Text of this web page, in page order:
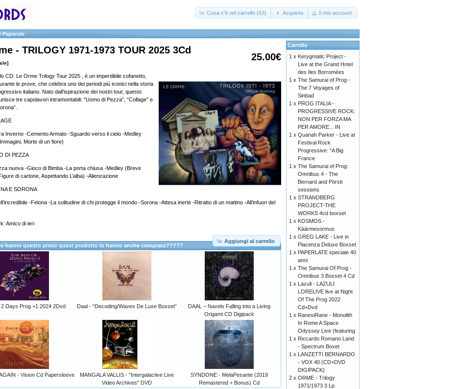
Cosa c'è nel carrello (53) Acquista Il mio account
Papersle
25.00€
- TRILOGY 1971-1973 TOUR 2025 3Cd
CD: Le Orme Trilogy Tour 2025 , è un imperdibile cofanetto,
le prove, che celebra uno dei periodi più iconici nella storia
italiano. Nato dall’ispirazione dei nostri tour, questo
tre capolavori intramontabili: “Uomo di Pezza”, “Collage” e
Inverno -Cemento Armato -Sguardo verso il cielo -Medley
Morte di un fiore)
DI PEZZA
nuova -Gioco di Bimba -La porta chiusa -Medley (Breve
di cartone, Aspettando L’alba) -Alienzazione
E SORONA
-Felona -La solitudine di chi protegge il mondo -Sorona -Attesa inerte -Ritratto di un mattino -All’infuori del
Amico di ieri
Aggiungi al carrello
hanno questo preso quest prodotto lo hanno anche comprato?????
2 Days Prog +1 2024 2Dvd Daal - “Decoding/Waves De Luxe Boxset”
DAAL – Navels Falling into a Living
Origami CD Digipack
- Vision Cd Papersleeve
MANGALA VALLIS - "Intergalactive Live
Video Archives" DVD
SYNDONE - MelaPesante (2019
Remastered + Bonus) Cd
Carrello
1 x Kerygmatic Project -
Live at the Grand Hotel
des Iles Borromées
1 x The Samurai of Prog -
The 7 Voyages of
Sinbad
1 x PROG ITALIA -
PROGRESSIVE ROCK:
NON PER FORZA MA
PER AMORE... IN
1 x Quanah Parker - Live at
Festival Rock
Progressive: “A Big
France
1 x The Samurai of Prog:
Omnibus 4 - The
Bernard and Pörsti
sessions
1 x STRANDBERG
PROJECT-THE
WORKS 4cd boxset
1 x KOSMOS -
Käärmesormus
1 x GREG LAKE - Live in
Piacenza Deluxe Boxset
1 x PAPERLATE speciale 40
anni
1 x The Samurai Of Prog -
Omnibus 3 Boxset 4 Cd
1 x Lazuli - LAZULI
LORELIVE live at Night
Of The Prog 2022
Cd+Dvd
1 x RanestRane - Monolith
In Rome A Space
Odyssey Live (featuring
1 x Riccardo Romano Land
- Spectrum Boxet
1 x LANZETTI BERNARDO
- VOX 40 (CD+DVD
DIGIPACK)
2 x ORME - Trilogy
1971/1973 3 Lp